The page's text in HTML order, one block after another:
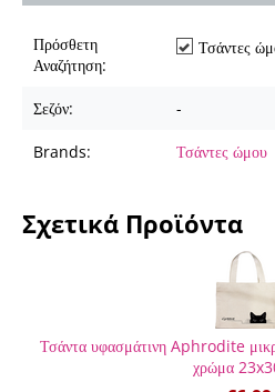
Πρόσθετη
Αναζήτηση:
Τσάντες
Σεζόν: -
Brands: Τσάντες ώμου
Σχετικά Προϊόντα
Τσάντα υφασμάτινη Aphrodite
χρώμα